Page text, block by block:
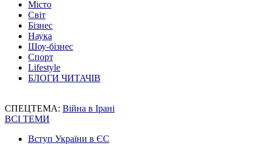
Місто
Світ
Бізнес
Наука
Шоу-бізнес
Спорт
Lifestyle
БЛОГИ ЧИТАЧІВ
СПЕЦТЕМА: Війна в Ірані
ВСІ ТЕМИ
Вступ України в ЄС